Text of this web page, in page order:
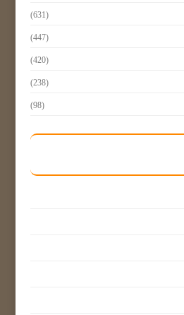
(631)
(447)
(420)
(238)
(98)